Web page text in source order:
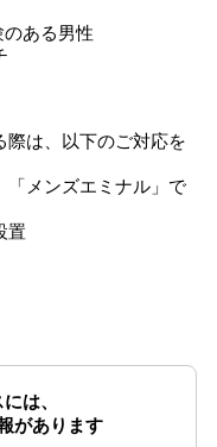
のある男性
際は、以下のご対応を
「メンズエミナル」で
置
は、
があります